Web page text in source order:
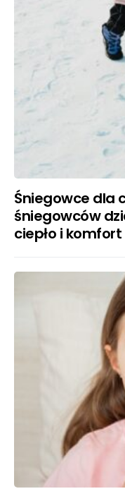
Śniegowce dla
śniegowców
ciepło i